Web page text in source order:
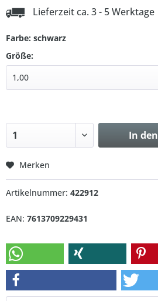
Lieferzeit ca. 3 - 5 Werktage
Farbe: schwarz
Größe:
In den
Merken
Artikelnummer: 422912
EAN: 7613709229431